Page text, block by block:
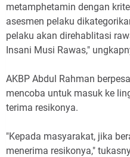
metamphetamin dengan
asesmen pelaku
pelaku akan direhablitasi
Insani Musi Rawas,"
AKBP Abdul Rahman
mencoba untuk masuk ke
terima resikonya.
"Kepada masyarakat, jika
menerima resikonya,"